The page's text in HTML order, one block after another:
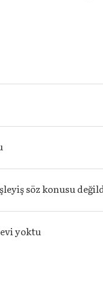
söz konusu
yoktu